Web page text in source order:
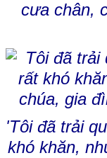
cưa chân,
'Tôi đã trải
khó khăn,